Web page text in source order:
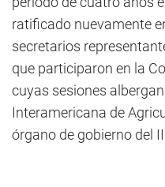
ratificado nuevamente
secretarios
que participaron en la
cuyas sesiones
Interamericana de
órgano de gobierno del